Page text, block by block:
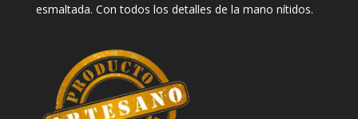
esmaltada. Con todos los detalles de la mano nítidos.